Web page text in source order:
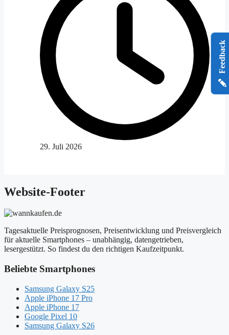
29. Juli 2026
Website-Footer
Tagesaktuelle Preisprognosen, Preisentwicklung und Preisvergleich
für aktuelle Smartphones – unabhängig, datengetrieben,
lesergestützt. So findest du den richtigen Kaufzeitpunkt.
Beliebte Smartphones
Samsung Galaxy S25
Apple iPhone 17 Pro
Apple iPhone 17
Google Pixel 10
Samsung Galaxy S26
Feedback